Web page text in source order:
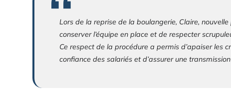
Lors de la reprise de la boulangerie, Claire,
conserver l’équipe en place et de respecter
Ce respect de la procédure a permis d’apaiser les
confiance des salariés et d’assurer une